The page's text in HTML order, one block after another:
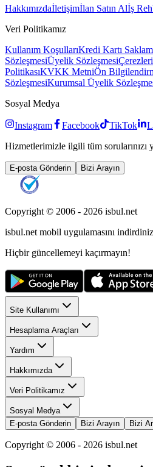
Hakkımızdaİletişimİlan Satın Alİş
Veri Politikamız
Kullanım KoşullarıKredi Kartı
SözleşmesiÜyelik Sözleşmesi
PolitikasıKVKK MetniÖn
SözleşmesiKurumsal Üyelik
Sosyal Medya
Instagram Facebook TikTok
Hizmetlerimizle ilgili tüm sorularınızı
E-posta Gönderin Bizi Arayın
Copyright © 2006 - 2026 isbul.net
isbul.net mobil uygulamasını
Hiçbir güncellemeyi kaçırmayın!
Site Kullanımı
Hesaplama Araçları
Yardım
Hakkımızda
Veri Politikamız
Sosyal Medya
E-posta Gönderin
Bizi Arayın Bizi
Copyright © 2006 - 2026 isbul.net